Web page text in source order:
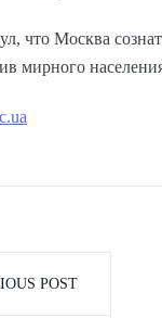
что Москва
мирного
POST